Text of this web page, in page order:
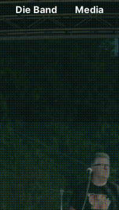
Die Band Media